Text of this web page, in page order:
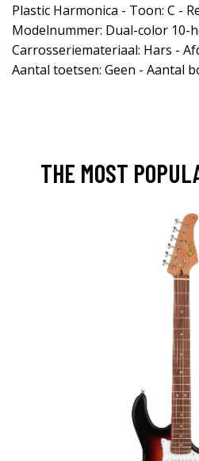
Plastic Harmonica - Toon: C -
Modelnummer: Dual-color 10-
Carrosseriemateriaal: Hars -
Aantal toetsen: Geen - Aantal
THE MOST